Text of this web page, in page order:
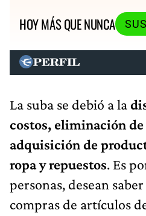
HOY MÁS QUE NUNCA
La suba se debió a la
costos, eliminación
adquisición de
ropa y repuestos. Es
personas, desean
compras de artículos